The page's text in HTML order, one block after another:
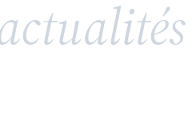
répandue, soulève
complexes en matière de